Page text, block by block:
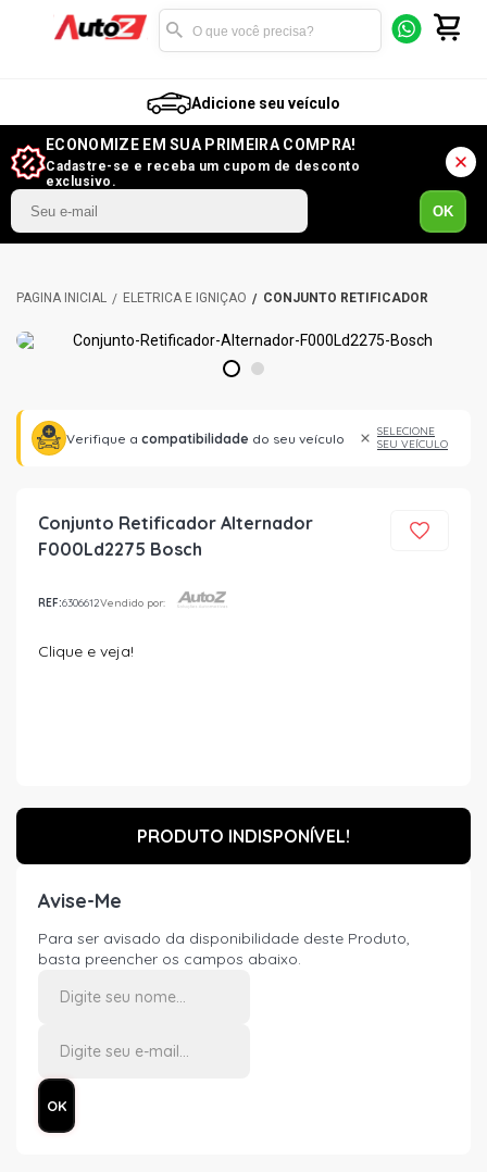
Adicione seu veículo
ECONOMIZE EM SUA PRIMEIRA COMPRA!
Cadastre-se e receba um cupom de desconto
exclusivo.
OK
ELÉTRICA E IGNIÇÃO CONJUNTO RETIFICADOR
1 2
Verifique a compatibilidade do seu veículo
SELECIONE
SEU VEÍCULO
Conjunto Retificador Alternador
F000Ld2275 Bosch
REF:6306612Vendido por:
Clique e veja!
PRODUTO INDISPONÍVEL!
Avise-Me
Para ser avisado da disponibilidade deste Produto,
basta preencher os campos abaixo.